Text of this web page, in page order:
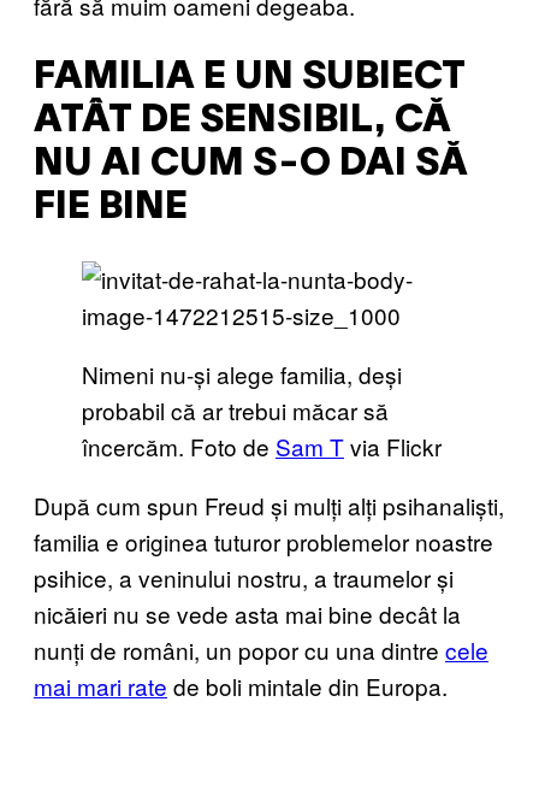
FAMILIA E UN SUBIECT
ATÂT DE SENSIBIL, CĂ
NU AI CUM S-O DAI SĂ
FIE BINE
Nimeni nu-și alege familia, deși
probabil că ar trebui măcar să
încercăm. Foto de Sam Tvia Flickr
După cum spun Freud și mulți alți psihanaliști,
familia e originea tuturor problemelor noastre
psihice, a veninului nostru, a traumelor și
nicăieri nu se vede asta mai bine decât la
nunți de români, un popor cu una dintre cele
mai mari rate de boli mintale din Europa.